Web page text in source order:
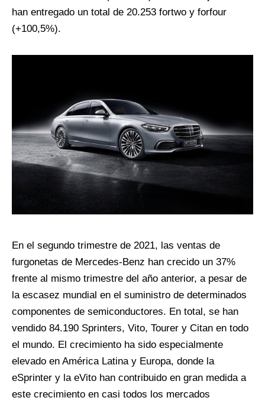
han entregado un total de 20.253 fortwo y forfour
(+100,5%).
En el segundo trimestre de 2021, las ventas de
furgonetas de Mercedes-Benz han crecido un 37%
frente al mismo trimestre del año anterior, a pesar de
la escasez mundial en el suministro de determinados
componentes de semiconductores. En total, se han
vendido 84.190 Sprinters, Vito, Tourer y Citan en todo
el mundo. El crecimiento ha sido especialmente
elevado en América Latina y Europa, donde la
eSprinter y la eVito han contribuido en gran medida a
este crecimiento en casi todos los mercados